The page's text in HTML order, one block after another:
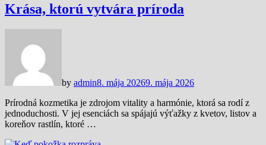
Krása, ktorú vytvára príroda
by admin8. mája 20269. mája 2026
Prírodná kozmetika je zdrojom vitality a harmónie, ktorá sa rodí z
jednoduchosti. V jej esenciách sa spájajú výťažky z kvetov, listov a
koreňov rastlín, ktoré …